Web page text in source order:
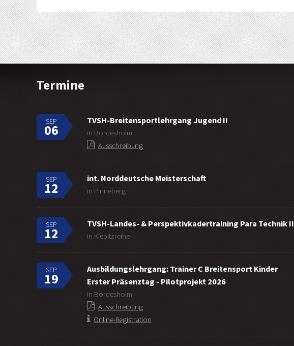
Termine
SEP
06
TVSH-Breitensportlehrgang Jugend II
in Bordesholm
Ausschreibung
SEP
12
int. Norddeutsche Meisterschaft
in Pinneberg
SEP
12
TVSH-Landes- & Perspektivkadertraining Para Technik II
in Kiebitzreihe
SEP
19
Ausbildungslehrgang: Trainer C Breitensport Kinder
Erster Präsenztag - Pilotprojekt 2026
in Bordesholm
Ausschreibung
Online-Registration